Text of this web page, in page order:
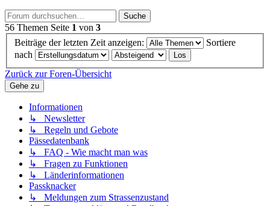
Suche
56 Themen Seite 1 von 3
Beiträge der letzten Zeit anzeigen:
Sortiere
nach
Zurück zur Foren-Übersicht
Gehe zu
Informationen
↳ Newsletter
↳ Regeln und Gebote
Pässedatenbank
↳ FAQ - Wie macht man was
↳ Fragen zu Funktionen
↳ Länderinformationen
Passknacker
↳ Meldungen zum Strassenzustand